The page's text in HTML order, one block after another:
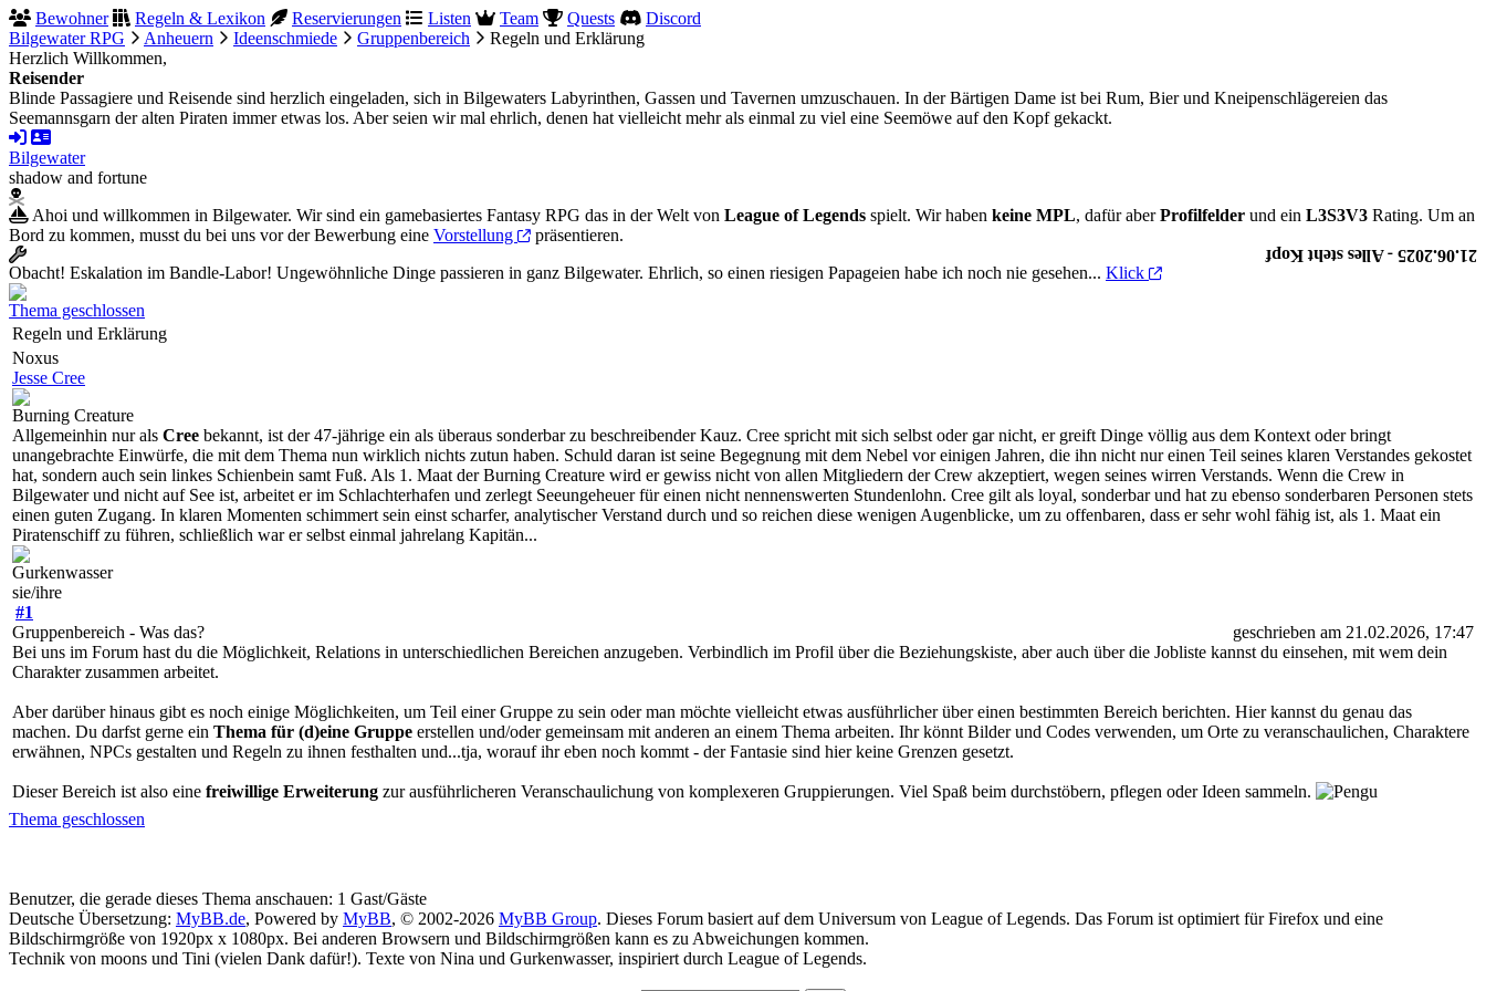
Bewohner Regeln & Lexikon Reservierungen Listen Team Quests
Discord
Bilgewater RPG
Anheuern Ideenschmiede Gruppenbereich
Regeln und Erklärung
Herzlich Willkommen,
Reisender
Blinde Passagiere und Reisende sind herzlich eingeladen, sich in Bilgewaters Labyrinthen, Gassen und Tavernen umzuschauen. In der Bärtigen Dame ist bei Rum, Bier und Kneipenschlägereien das
Seemannsgarn der alten Piraten immer etwas los. Aber seien wir mal ehrlich, denen hat vielleicht mehr als einmal zu viel eine Seemöwe auf den Kopf gekackt.
Bilgewater
shadow and fortune
Ahoi und willkommen in Bilgewater. Wir sind ein gamebasiertes Fantasy RPG das in der Welt von League of Legends spielt. Wir haben keine MPL, dafür aberProfilfelder und ein L3S3V3 Rating. Um an
Bord zu kommen, musst du bei uns vor der Bewerbung eine Vorstellung
präsentieren.
21.06.2025 - Alles steht Kopf
Obacht! Eskalation im Bandle-Labor! Ungewöhnliche Dinge passieren in ganz Bilgewater. Ehrlich, so einen riesigen Papageien habe ich noch nie gesehen... Klick
Thema geschlossen
Regeln und Erklärung
Noxus
Jesse Cree
Burning Creature
Allgemeinhin nur als Cree bekannt, ist der 47-jährige ein als überaus sonderbar zu beschreibender Kauz. Cree spricht mit sich selbst oder gar nicht, er greift Dinge völlig aus dem Kontext oder bringt
unangebrachte Einwürfe, die mit dem Thema nun wirklich nichts zutun haben. Schuld daran ist seine Begegnung mit dem Nebel vor einigen Jahren, die ihn nicht nur einen Teil seines klaren Verstandes gekostet
hat, sondern auch sein linkes Schienbein samt Fuß. Als 1. Maat der Burning Creature wird er gewiss nicht von allen Mitgliedern der Crew akzeptiert, wegen seines wirren Verstands. Wenn die Crew in
Bilgewater und nicht auf See ist, arbeitet er im Schlachterhafen und zerlegt Seeungeheuer für einen nicht nennenswerten Stundenlohn. Cree gilt als loyal, sonderbar und hat zu ebenso sonderbaren Personen stets
einen guten Zugang. In klaren Momenten schimmert sein einst scharfer, analytischer Verstand durch und so reichen diese wenigen Augenblicke, um zu offenbaren, dass er sehr wohl fähig ist, als 1. Maat ein
Piratenschiff zu führen, schließlich war er selbst einmal jahrelang Kapitän...
Gurkenwasser
sie/ihre
#1
geschrieben am 21.02.2026, 17:47
Gruppenbereich - Was das?
Bei uns im Forum hast du die Möglichkeit, Relations in unterschiedlichen Bereichen anzugeben. Verbindlich im Profil über die Beziehungskiste, aber auch über die Jobliste kannst du einsehen, mit wem dein
Charakter zusammen arbeitet.
Aber darüber hinaus gibt es noch einige Möglichkeiten, um Teil einer Gruppe zu sein oder man möchte vielleicht etwas ausführlicher über einen bestimmten Bereich berichten. Hier kannst du genau das
machen. Du darfst gerne ein Thema für (d)eine Gruppe erstellen und/oder gemeinsam mit anderen an einem Thema arbeiten. Ihr könnt Bilder und Codes verwenden, um Orte zu veranschaulichen, Charaktere
erwähnen, NPCs gestalten und Regeln zu ihnen festhalten und...tja, worauf ihr eben noch kommt - der Fantasie sind hier keine Grenzen gesetzt.
Dieser Bereich ist also eine freiwillige Erweiterung zur ausführlicheren Veranschaulichung von komplexeren Gruppierungen. Viel Spaß beim durchstöbern, pflegen oder Ideen sammeln.
Thema geschlossen
Benutzer, die gerade dieses Thema anschauen: 1 Gast/Gäste
Deutsche Übersetzung: MyBB.de, Powered by MyBB, © 2002-2026 MyBB Group. Dieses Forum basiert auf dem Universum von League of Legends. Das Forum ist optimiert für Firefox und eine
Bildschirmgröße von 1920px x 1080px. Bei anderen Browsern und Bildschirmgrößen kann es zu Abweichungen kommen.
Technik von moons und Tini (vielen Dank dafür!). Texte von Nina und Gurkenwasser, inspiriert durch League of Legends.